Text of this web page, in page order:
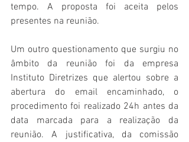
tempo. A proposta foi aceita pelos
presentes na reunião.
Um outro questionamento que surgiu no
âmbito da reunião foi da empresa
Instituto Diretrizes que alertou sobre a
abertura do email encaminhado, o
procedimento foi realizado 24h antes da
data marcada para a realização da
reunião. A justificativa, da comissão